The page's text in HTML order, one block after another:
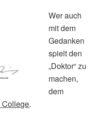
Wer auch
mit dem
Gedanken
spielt den
„Doktor“ zu
machen,
dem
College.